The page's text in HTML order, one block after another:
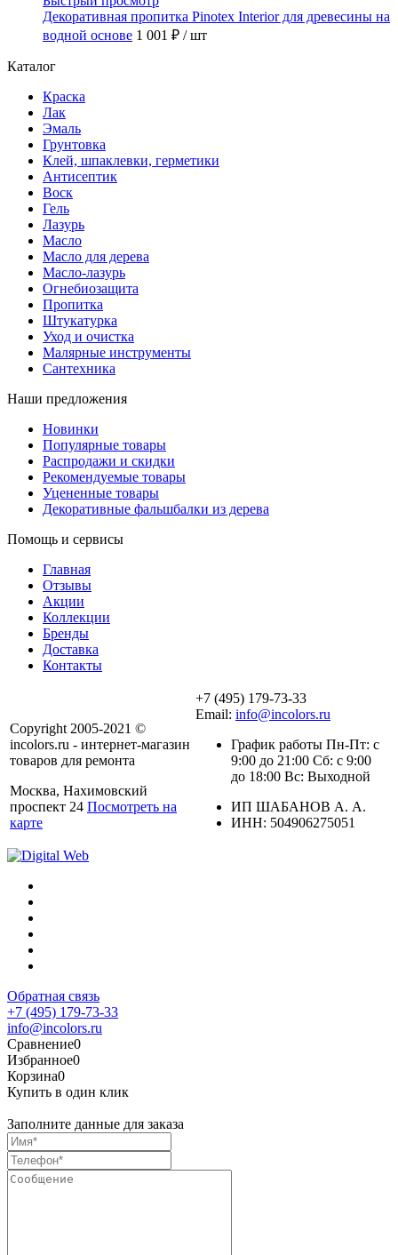
Декоративная пропитка Pinotex Interior для древесины на
водной основе 1 001 ₽ / шт
Каталог
Краска
Лак
Эмаль
Грунтовка
Клей, шпаклевки, герметики
Антисептик
Воск
Гель
Лазурь
Масло
Масло для дерева
Масло-лазурь
Огнебиозащита
Пропитка
Штукатурка
Уход и очистка
Малярные инструменты
Сантехника
Наши предложения
Новинки
Популярные товары
Распродажи и скидки
Рекомендуемые товары
Уцененные товары
Декоративные фальшбалки из дерева
Помощь и сервисы
Главная
Отзывы
Акции
Коллекции
Бренды
Доставка
Контакты
Copyright 2005-2021 ©
incolors.ru - интернет-магазин
товаров для ремонта
Москва, Нахимовский
проспект 24 Посмотреть на
карте
+7 (495) 179-73-33
Email: info@incolors.ru
График работы Пн-Пт: с
9:00 до 21:00 Сб: с 9:00
до 18:00 Вс: Выходной
ИП ШАБАНОВ А. А.
ИНН: 504906275051
Обратная связь
+7 (495) 179-73-33
info@incolors.ru
Сравнение0
Избранное0
Корзина0
Купить в один клик
Заполните данные для заказа